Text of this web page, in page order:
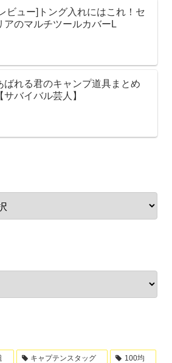
ビュー]トング入れにはこれ！セ
アのマルチツールカバーL
ばれる君のキャンプ道具まとめ
【サバイバル芸人】
キャプテンスタッグ 100均